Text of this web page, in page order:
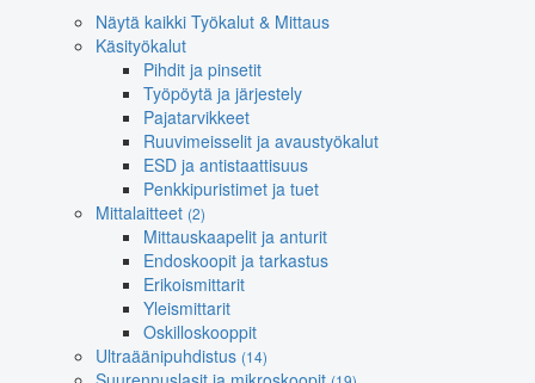
Näytä kaikki Työkalut & Mittaus
Käsityökalut
Pihdit ja pinsetit
Työpöytä ja järjestely
Pajatarvikkeet
Ruuvimeisselit ja avaustyökalut
ESD ja antistaattisuus
Penkkipuristimet ja tuet
Mittalaitteet (2)
Mittauskaapelit ja anturit
Endoskoopit ja tarkastus
Erikoismittarit
Yleismittarit
Oskilloskooppit
Ultraäänipuhdistus (14)